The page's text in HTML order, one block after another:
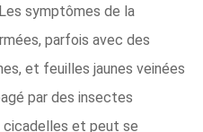
symptômes de la
parfois avec des
et feuilles jaunes veinées
par des insectes
cicadelles et peut se